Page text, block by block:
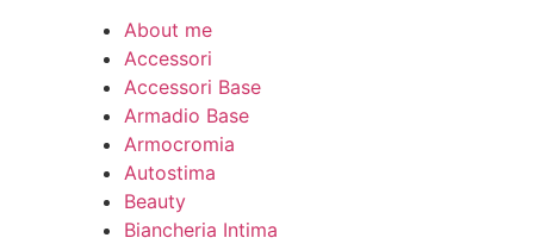
About me
Accessori
Accessori Base
Armadio Base
Armocromia
Autostima
Beauty
Biancheria Intima